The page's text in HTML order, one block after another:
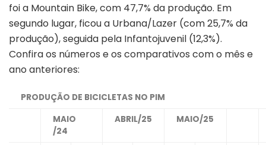
foi a Mountain Bike, com 47,7% da produção. Em
segundo lugar, ficou a Urbana/Lazer (com 25,7% da
produção), seguida pela Infantojuvenil (12,3%).
Confira os números e os comparativos com o mês e
ano anteriores:
PRODUÇÃO DE BICICLETAS NO PIM
MAIO
/24
ABRIL/25 MAIO/25